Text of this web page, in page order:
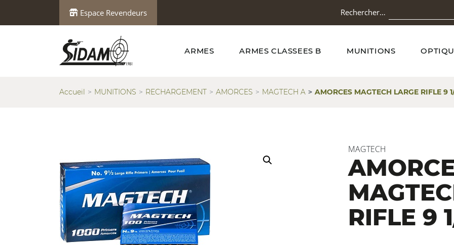
Espace Revendeurs Rechercher…
ARMES ARMES CLASSEES B MUNITIONS
Accueil MUNITIONS RECHARGEMENT AMORCES MAGTECH A AMORCES MAGTECH LARGE RIFLE 9
MAGTECH
RIFLE 9